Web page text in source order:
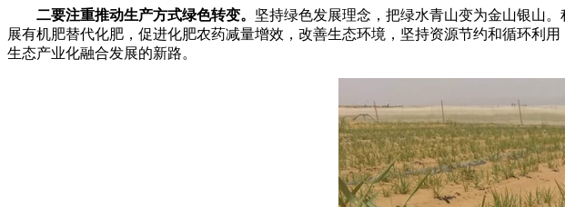
二要注重推动生产方式绿色转变。 坚持绿色发展理念，把绿水青山变为金山银山
展有机肥替代化肥，促进化肥农药减量增效，改善生态环境，坚持资源节约和循环利
生态产业化融合发展的新路。